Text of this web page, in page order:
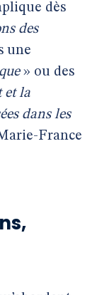
dès
des
une
» ou des
et la
dans les
France